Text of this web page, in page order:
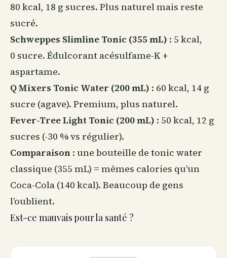
80 kcal, 18 g sucres. Plus naturel mais reste
sucré.
Schweppes Slimline Tonic (355 mL) : 5 kcal,
0 sucre. Édulcorant acésulfame-K +
aspartame.
Q Mixers Tonic Water (200 mL) : 60 kcal, 14 g
sucre (agave). Premium, plus naturel.
Fever-Tree Light Tonic (200 mL) : 50 kcal, 12 g
sucres (-30 % vs régulier).
Comparaison : une bouteille de tonic water
classique (355 mL) = mêmes calories qu’un
Coca-Cola (140 kcal). Beaucoup de gens
l’oublient.
Est-ce mauvais pour la santé ?